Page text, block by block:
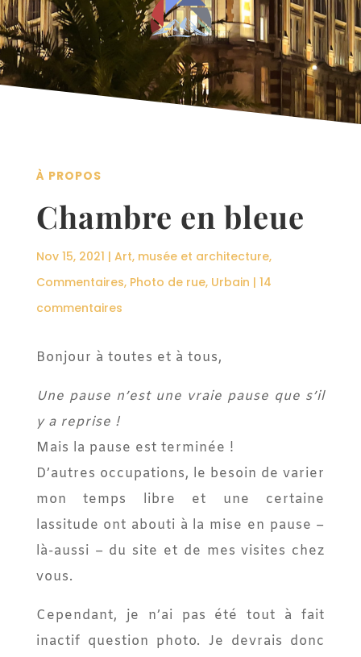
À PROPOS
Chambre en bleue
Nov 15, 2021 | Art, musée et architecture,
Commentaires, Photo de rue, Urbain | 14
commentaires
Bonjour à toutes et à tous,
Une pause n’est une vraie pause que s’il
y a reprise !
Mais la pause est terminée !
D’autres occupations, le besoin de varier
mon temps libre et une certaine
lassitude ont abouti à la mise en pause –
là-aussi – du site et de mes visites chez
vous.
Cependant, je n’ai pas été tout à fait
inactif question photo. Je devrais donc